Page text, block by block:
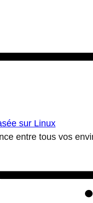
sur Linux
entre tous vos